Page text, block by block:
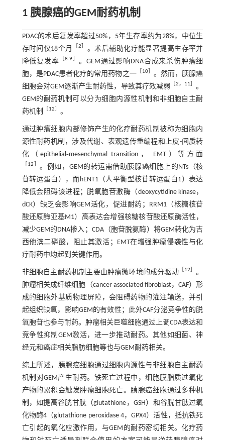
1 胰腺癌的GEM耐药机制
PDAC的术后复发率超过50%，5年生存率约为28%，中位生
存时间仅18个月
［2］ 。术后辅助化疗能显著提高生存率并
降低复发率 ［8-9］ 。GEM通过影响DNA合成来杀伤肿瘤细
胞，是PDAC患者化疗的常用药物之一［10］ 。然而，胰腺癌
细胞会对GEM逐渐产生耐药性，导致其疗效减弱 ［2， 11］ 。
GEM的耐药机制可以分为细胞内源性机制和非细胞自主耐
药机制
［12］ 。
通过肿瘤细胞内部修饰产生的化疗耐药机制被称为细胞内
源性耐药机制，涉及代谢、表观遗传重编程和上皮-间质转
化（epithelial‐mesenchymal transition， EMT）等方面
［12］ 。例如，GEM的转运需借助胰腺癌细胞上的NTs（核
苷转运蛋白），而hENT1（人平衡型核苷转运蛋白1）表达
降低会阻碍该进程；脱氧胞苷激酶（deoxycytidine kinase，
dCK）缺乏会影响GEM活化，促进耐药；RRM1（核糖核苷
酸还原酶亚基M1）高表达会增强核糖核苷酸还原酶活性，
减少GEM的DNA掺入；CDA（胞苷脱氨酶）将GEM转化为吉
西他滨二磷酸，阻止其激活；EMT在增强肿瘤侵袭性与化
疗耐药中均起到关键作用。
非细胞自主耐药机制主要由肿瘤微环境的成分驱动［12］ 。
肿瘤相关成纤维细胞（cancer associated fibroblast，CAF）形
成的细胞外基质物理屏障，会阻碍药物的灌注输送，并引
起组织缺氧，影响GEM的有效性；此外CAF分泌竞争性的脱
氧胞苷也参与耐药。肿瘤相关巨噬细胞通过上调CDA表达和
竞争性抑制GEM激活，进一步推动耐药。其他如细菌、神
经元和癌症相关脂肪细胞等也与GEM耐药相关。
综上所述，胰腺癌细胞通过细胞内源性与非细胞自主耐药
机制对GEM产生耐药。铁死亡过程中，细胞膜脂质过氧化
产物的累积会触发肿瘤细胞死亡。胰腺癌细胞通过多种机
制，如提高谷胱甘肽（glutathione，GSH）和谷胱甘肽过氧
化物酶4（glutathione peroxidase 4，GPX4）活性，抵抗铁死
亡引起的氧化应激作用，与GEM的耐药密切相关。化疗药